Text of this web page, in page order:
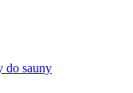
do sauny